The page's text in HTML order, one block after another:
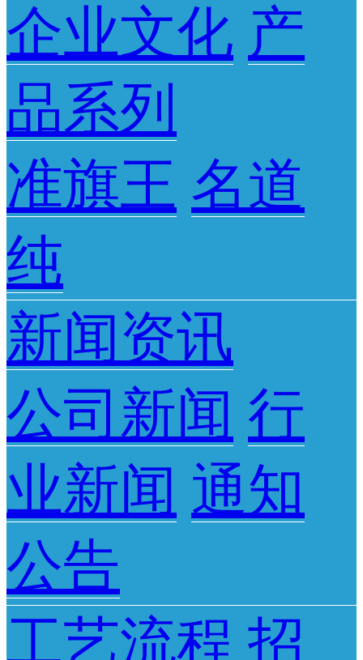
企业文化 产
品系列
准旗王 名道
纯
新闻资讯
公司新闻 行
业新闻 通知
公告
工艺流程 招